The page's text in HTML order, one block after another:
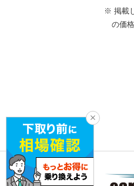
※ 掲載
の価